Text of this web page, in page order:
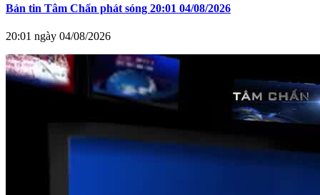
Bản tin Tâm Chấn phát sóng 20:01 04/08/2026
20:01 ngày 04/08/2026